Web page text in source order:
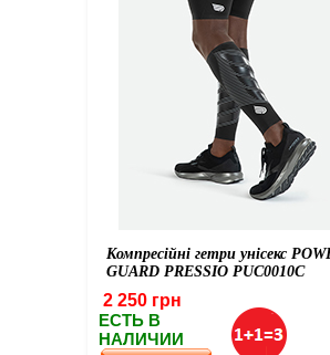
Компресійні гетри унісекс
GUARD PRESSIO PUC0010C
2 250 грн
ЕСТЬ В
НАЛИЧИИ